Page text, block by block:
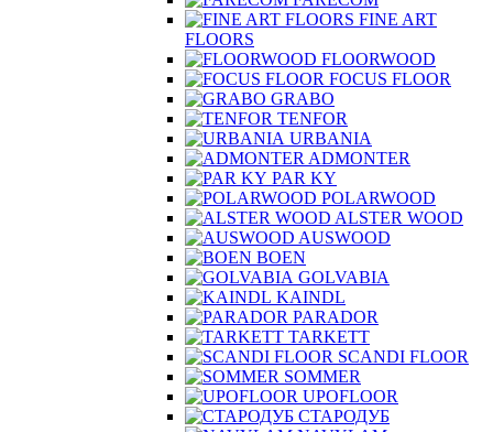
FINE ART
FLOORS
FLOORWOOD
FOCUS FLOOR
GRABO
TENFOR
URBANIA
ADMONTER
PAR KY
POLARWOOD
ALSTER WOOD
AUSWOOD
BOEN
GOLVABIA
KAINDL
PARADOR
TARKETT
SCANDI FLOOR
SOMMER
UPOFLOOR
СТАРОДУБ